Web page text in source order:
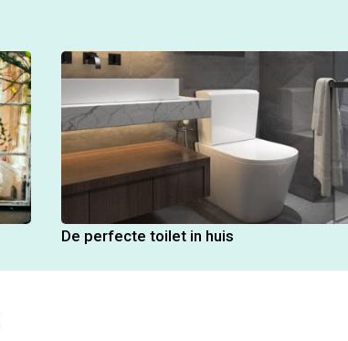
De perfecte toilet in huis